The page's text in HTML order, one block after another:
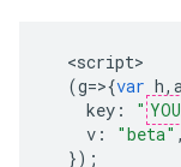
<script
(g=>{var h,
key : "
v : "beta" ,
});